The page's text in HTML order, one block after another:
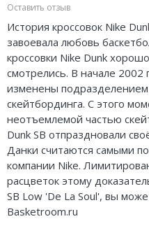
Оставить отзыв
История кроссовок Nike
завоевала любовь
кроссовки Nike Dunk
смотрелись. В начале 2002
изменены
скейтбординга. С этого
неотъемлемой частью
Dunk SB отпраздновали
Данки считаются самыми
компании Nike.
расцветок этому
SB Low 'De La Soul', вы
Basketroom.ru
Air Jordan 1
Air Jordan 3
Air Jordan 4
Air Jordan 5
Air Jordan 6
Air Jordan 7
Air Jordan 10
Nike Hyperdunk
Nike Hyperset
Nike Cosmic Unity
Nike Air Deldon
Nike Sabrina
Nike A’ja
Nike ST
adidas Dame
adidas AE
Adidas Yeezy Boost
LACOSTE
The North Face